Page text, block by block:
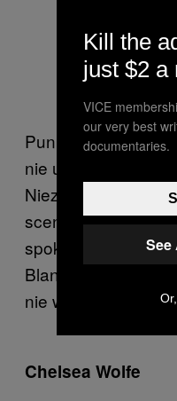
Punkt do
nie udało się
Niezdecydowanym
scenę na „Only
spokojnie iść spać,
Blanco. Nie dajcie
nie warto.
Chelsea Wolfe
Kill the
just $2 a
VICE
our very best
documentaries.
See